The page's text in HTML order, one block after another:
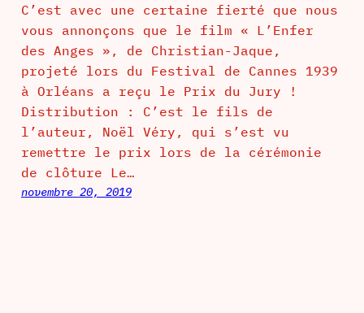
C’est avec une certaine fierté que nous
vous annonçons que le film « L’Enfer
des Anges », de Christian-Jaque,
projeté lors du Festival de Cannes 1939
à Orléans a reçu le Prix du Jury !
Distribution : C’est le fils de
l’auteur, Noël Véry, qui s’est vu
remettre le prix lors de la cérémonie
de clôture Le…
novembre 20, 2019